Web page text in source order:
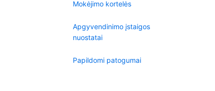
Mokėjimo kortelės
Apgyvendinimo įstaigos
nuostatai
Papildomi patogumai